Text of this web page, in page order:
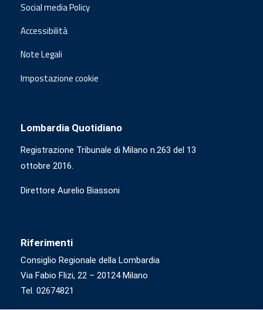
Social media Policy
Accessibilità
Note Legali
Impostazione cookie
Lombardia Quotidiano
Registrazione Tribunale di Milano n.263 del 13
ottobre 2016.
Direttore Aurelio Biassoni
Riferimenti
Consiglio Regionale della Lombardia
Via Fabio Flizi, 22 – 20124 Milano
Tel. 02674821